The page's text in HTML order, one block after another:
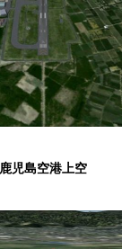
鹿児島空港上空